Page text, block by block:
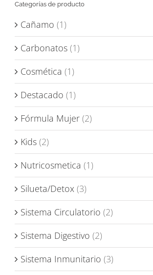
Categorías de producto
Cañamo (1)
Carbonatos (1)
Cosmética (1)
Destacado (1)
Fórmula Mujer (2)
Kids (2)
Nutricosmetica (1)
Silueta/Detox (3)
Sistema Circulatorio (2)
Sistema Digestivo (2)
Sistema Inmunitario (3)